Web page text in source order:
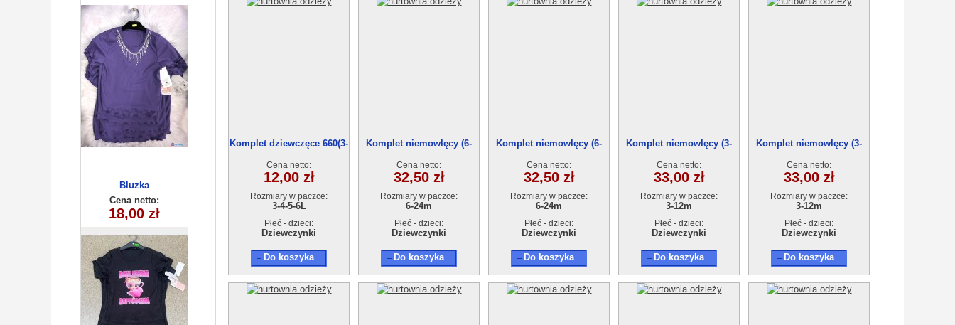
Bluzka
dziewczęca
270625-3(4-14)
6szt
Cena netto:
18,00 zł
Komplet dziewczęce 660(3-
Cena netto:
12,00 zł
Rozmiary w paczce:
3-4-5-6L
Płeć - dzieci:
Dziewczynki
Do koszyka
Komplet niemowlęcy (6-
Cena netto:
32,50 zł
Rozmiary w paczce:
6-24m
Płeć - dzieci:
Dziewczynki
Do koszyka
Komplet niemowlęcy (6-
Cena netto:
32,50 zł
Rozmiary w paczce:
6-24m
Płeć - dzieci:
Dziewczynki
Do koszyka
Komplet niemowlęcy (3-
Cena netto:
33,00 zł
Rozmiary w paczce:
3-12m
Płeć - dzieci:
Dziewczynki
Do koszyka
Komplet niemowlęcy (3-
Cena netto:
33,00 zł
Rozmiary w paczce:
3-12m
Płeć - dzieci:
Dziewczynki
Do koszyka